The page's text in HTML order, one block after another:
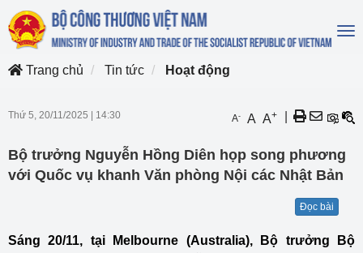
Trang chủ
Tin tức Hoạt động
Thứ 5, 20/11/2025 14:30 A- A A+
Bộ trưởng Nguyễn Hồng Diên họp song phương
với Quốc vụ khanh Văn phòng Nội các Nhật Bản
Đọc bài
Sáng 20/11, tại Melbourne (Australia), Bộ trưởng Bộ